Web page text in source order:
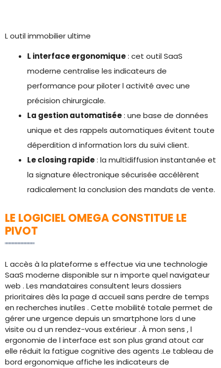
L outil immobilier ultime
L interface ergonomique: cet outil SaaS
moderne centralise les indicateurs de
performance pour piloter l activité avec une
précision chirurgicale.
La gestion automatisée: une base de données
unique et des rappels automatiques évitent toute
déperdition d information lors du suivi client.
Le closing rapide: la multidiffusion instantanée et
la signature électronique sécurisée accélèrent
radicalement la conclusion des mandats de vente.
LE LOGICIEL OMEGA CONSTITUE LE
PIVOT
L accès à la plateforme s effectue via une technologie
SaaS moderne disponible sur n importe quel navigateur
web . Les mandataires consultent leurs dossiers
prioritaires dès la page d accueil sans perdre de temps
en recherches inutiles . Cette mobilité totale permet de
gérer une urgence depuis un smartphone lors d une
visite ou d un rendez-vous extérieur . À mon sens , l
ergonomie de l interface est son plus grand atout car
elle réduit la fatigue cognitive des agents .Le tableau de
bord ergonomique affiche les indicateurs de